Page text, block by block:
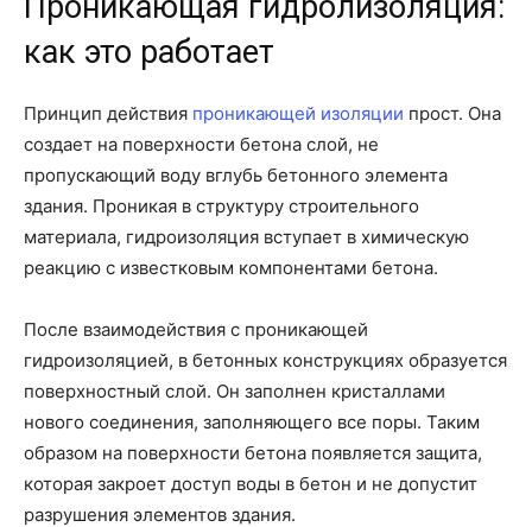
как это работает
Принцип действия проникающей изоляции прост. Она
создает на поверхности бетона слой, не
пропускающий воду вглубь бетонного элемента
здания. Проникая в структуру строительного
материала, гидроизоляция вступает в химическую
реакцию с известковым компонентами бетона.
После взаимодействия с проникающей
гидроизоляцией, в бетонных конструкциях образуется
поверхностный слой. Он заполнен кристаллами
нового соединения, заполняющего все поры. Таким
образом на поверхности бетона появляется защита,
которая закроет доступ воды в бетон и не допустит
разрушения элементов здания.